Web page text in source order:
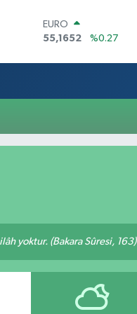
EURO
55,1652
%0.27
BITCOIN
yoktur. (Bakara Sûresi, 163)